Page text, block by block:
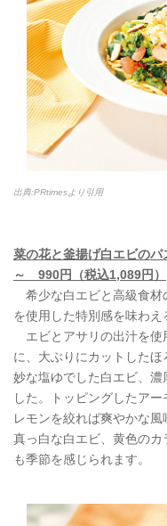
出典:PRtimesより引用
菜の花と釜揚げ白エビの
～ 990円（税込1,089円）
希少な白エビと高級食材
を使用した特別感を味わえ
エビとアサリの出汁を使
に、大ぶりにカットした
妙な塩ゆでした白エビ、
した。トッピングしたア
レモンを絞れば爽やかな
真っ白な白エビ、黄色の
も季節を感じられます。